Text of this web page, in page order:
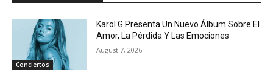
Conciertos
Karol G Presenta Un Nuevo Álbum Sobre El
Amor, La Pérdida Y Las Emociones
August 7, 2026